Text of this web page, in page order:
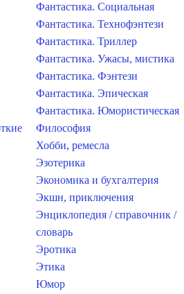
Фантастика. Социальная
Фантастика. Технофэнтези
Фантастика. Триллер
Фантастика. Ужасы, мистика
Фантастика. Фэнтези
Фантастика. Эпическая
Фантастика. Юмористическая
Философия
Хобби, ремесла
Эзотерика
Экономика и бухгалтерия
Экшн, приключения
Энциклопедия / справочник /
словарь
Эротика
Этика
Юмор